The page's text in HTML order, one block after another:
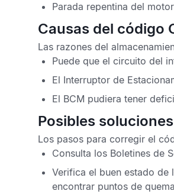
Parada repentina del
Causas del código
Las razones del
Puede que el circuito del
El Interruptor de
El BCM pudiera tener
Posibles
Los pasos para corregir el
Consulta los Boletines de
Verifica el buen estado
encontrar puntos de